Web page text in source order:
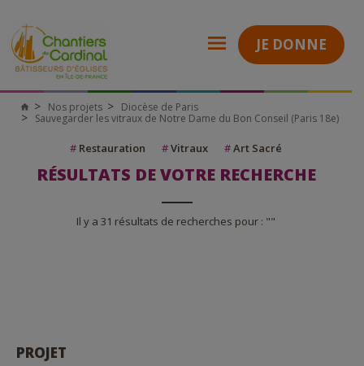
JE DONNE
Nos projets
Diocèse de Paris
Sauvegarder les vitraux de Notre Dame du Bon Conseil (Paris 18e)
# Restauration #Vitraux #Art Sacré
RÉSULTATS DE VOTRE RECHERCHE
Il y a 31 résultats de recherches pour : ""
PROJET